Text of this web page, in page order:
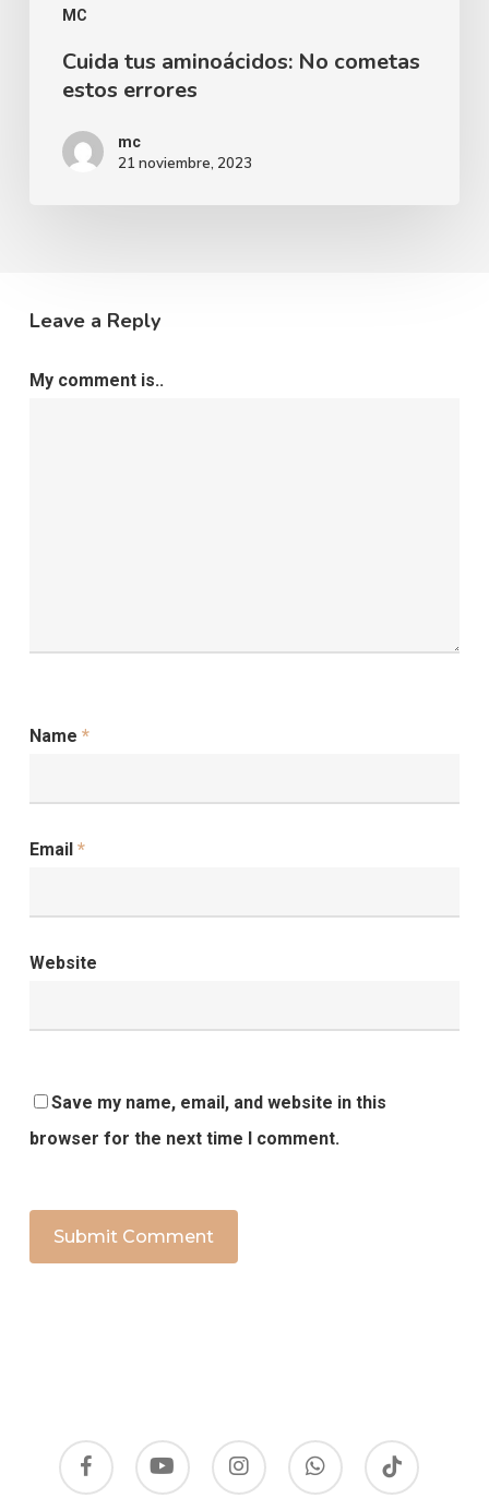
MC
Cuida tus aminoácidos: No cometas
estos errores
mc
21 noviembre, 2023
Leave a Reply
My comment is..
Name *
Email *
Website
Save my name, email, and website in this
browser for the next time I comment.
facebook youtube instagram whatsapp tiktok